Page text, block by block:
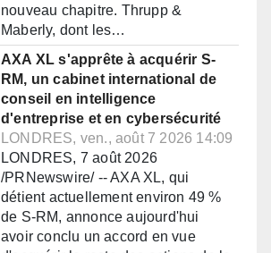
nouveau chapitre. Thrupp &
Maberly, dont les…
AXA XL s'apprête à acquérir S-
RM, un cabinet international de
conseil en intelligence
d'entreprise et en cybersécurité
LONDRES, ven., août 7 2026 14:09
LONDRES, 7 août 2026
/PRNewswire/ -- AXA XL, qui
détient actuellement environ 49 %
de S-RM, annonce aujourd'hui
avoir conclu un accord en vue